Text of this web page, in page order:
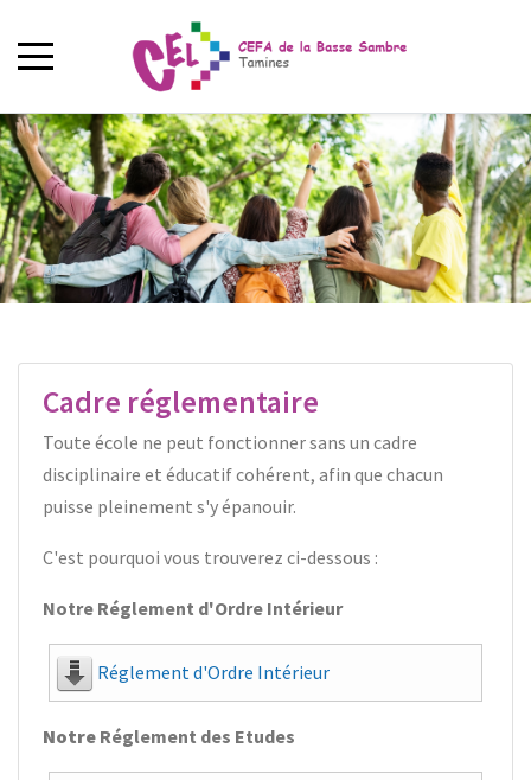
Cadre réglementaire
Toute école ne peut fonctionner sans un cadre
disciplinaire et éducatif cohérent, afin que chacun
puisse pleinement s'y épanouir.
C'est pourquoi vous trouverez ci-dessous :
Notre Réglement d'Ordre Intérieur
Réglement d'Ordre Intérieur
Notre Réglement des Etudes